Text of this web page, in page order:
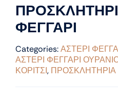
ΦΕΓΓΑΡΙ
Categories:ΑΣΤΕΡΙ
ΑΣΤΕΡΙ ΦΕΓΓΑΡΙ
ΚΟΡΙΤΣΙ, ΠΡΟΣΚΛΗΤΗΡΙΑ